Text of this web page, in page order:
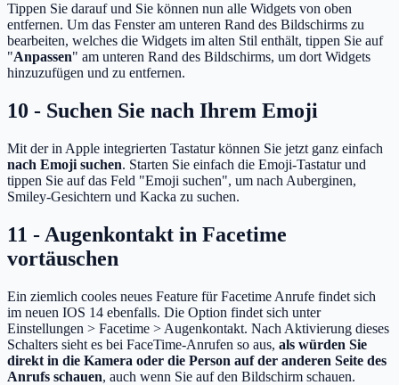
Tippen Sie darauf und Sie können nun alle Widgets von oben
entfernen. Um das Fenster am unteren Rand des Bildschirms zu
bearbeiten, welches die Widgets im alten Stil enthält, tippen Sie auf
"Anpassen" am unteren Rand des Bildschirms, um dort Widgets
hinzuzufügen und zu entfernen.
10 - Suchen Sie nach Ihrem Emoji
Mit der in Apple integrierten Tastatur können Sie jetzt ganz einfach
nach Emoji suchen. Starten Sie einfach die Emoji-Tastatur und
tippen Sie auf das Feld "Emoji suchen", um nach Auberginen,
Smiley-Gesichtern und Kacka zu suchen.
11 - Augenkontakt in Facetime
vortäuschen
Ein ziemlich cooles neues Feature für Facetime Anrufe findet sich
im neuen IOS 14 ebenfalls. Die Option findet sich unter
Einstellungen > Facetime > Augenkontakt. Nach Aktivierung dieses
Schalters sieht es bei FaceTime-Anrufen so aus, als würden Sie
direkt in die Kamera oder die Person auf der anderen Seite des
Anrufs schauen, auch wenn Sie auf den Bildschirm schauen.